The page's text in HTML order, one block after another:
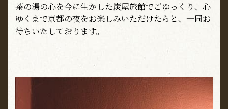
茶の湯の心を今に生かした炭屋旅館でごゆっくり、心
ゆくまで京都の夜をお楽しみいただけたらと、一同お
待ちいたしております。